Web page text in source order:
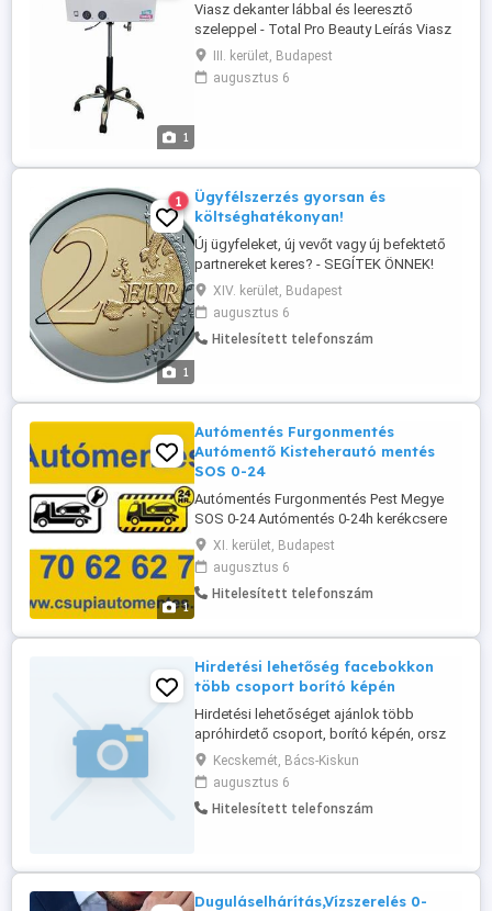
1
Viasz dekanter lábbal és leeresztő
szeleppel - Total Pro Beauty Leírás Viasz
dekanter lábbal és leeresztő szeleppel
Termékkód TPB-2084 A legjobb
hagyományos viaszos dekanter a piacon
Viasz ...
III. kerület, Budapest
augusztus 6
1
1
Ügyfélszerzés gyorsan és
költséghatékonyan!
Új ügyfeleket, új vevőt vagy új befektető
partnereket keres? - SEGÍTEK ÖNNEK!
Több mint 15 éve kimondottan céges
célcsoporttal foglalkozom,
cégvezetőkkel tartom a kapcsolatot.
Ebből a körből tudok Önnek új,
használt gépek, ...
XIV. kerület, Budapest
augusztus 6
Hitelesített telefonszám
1
Autómentés Furgonmentés
Autómentő Kisteherautó mentés
SOS 0-24
Autómentés Furgonmentés Pest Megye
SOS 0-24 Autómentés 0-24h kerékcsere
Bikázás Mélygarázsból mentés
Autómentés 0-24h Autószállítás Budapest
0-24h Autómentés Külföldön 0-24h
Autószállítás Budapest 0-24h Autómentés
Autómentés Pest 0-24h Autómentés
Szentendre 0-24h Autómentés ...
XI. kerület, Budapest
augusztus 6
Hitelesített telefonszám
Hirdetési lehetőség facebokkon
több csoport borító képén
Hirdetési lehetőséget ajánlok több
apróhirdető csoport, borító képén, orsz
gosan aprocsiga.hu csoportoknál.
szupercsigakukacgmail.com
Kecskemét, Bács-Kiskun
augusztus 6
Hitelesített telefonszám
Duguláselhárítás,Vízszerelés 0-